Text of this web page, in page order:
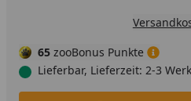
65 zooBonus Punkte
Lieferbar, Lieferzeit: 2-3